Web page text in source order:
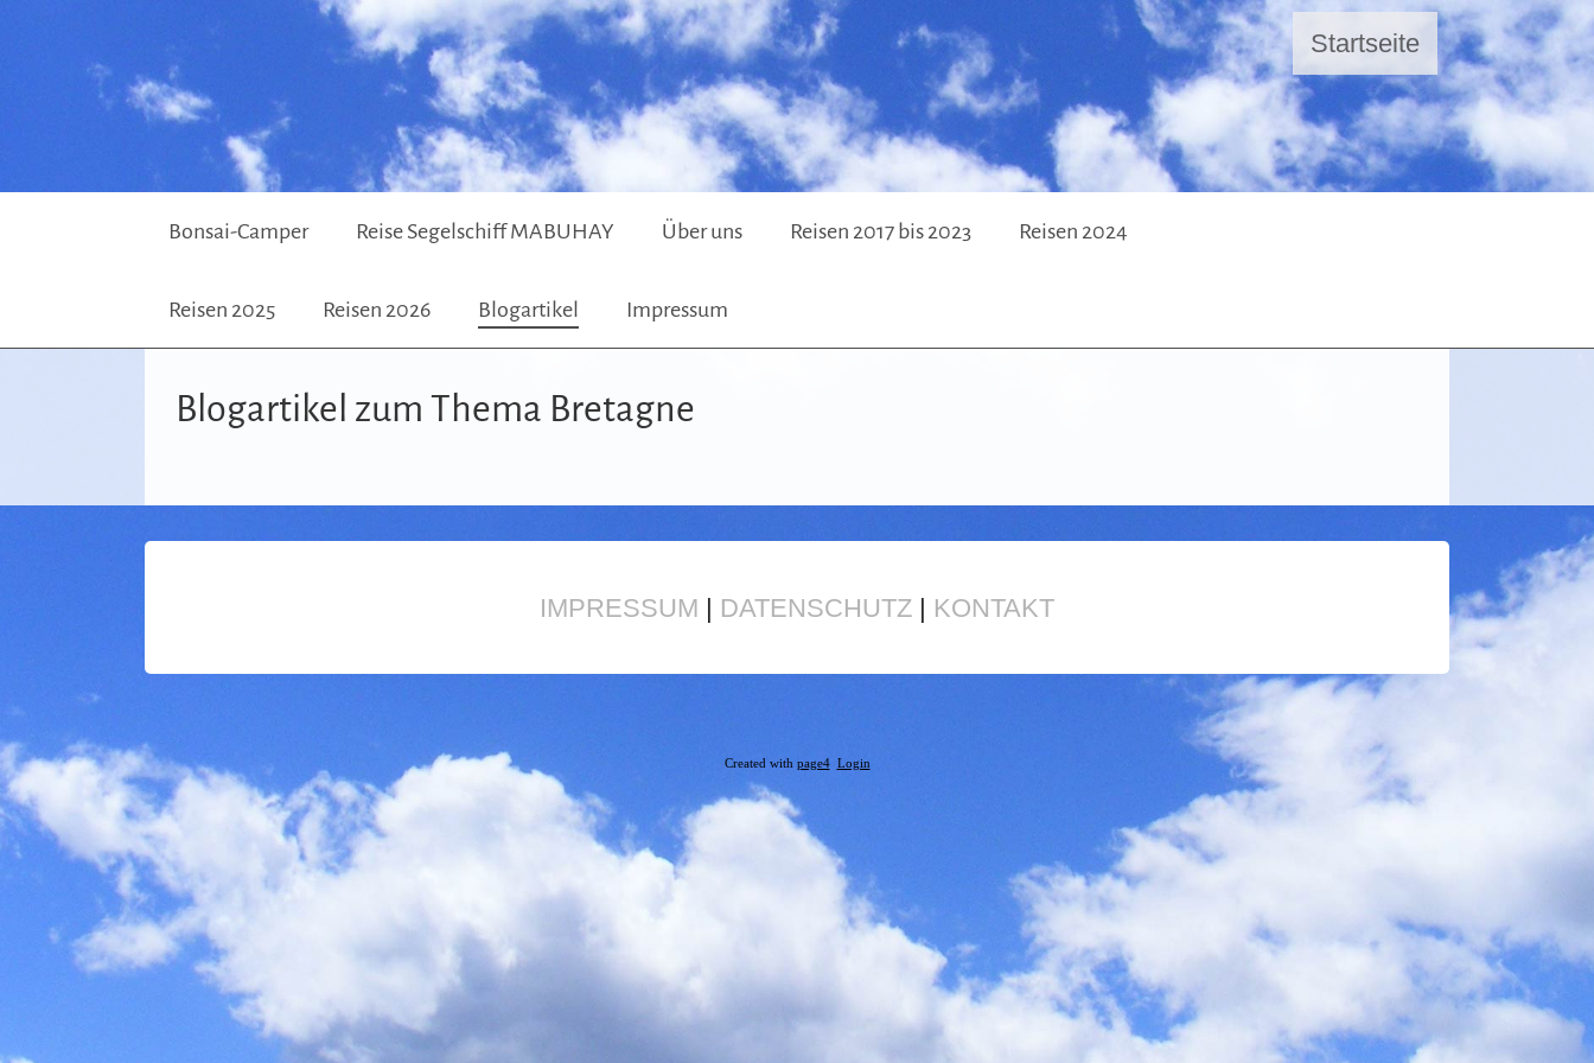
Startseite
Bonsai-Camper Reise Segelschiff MABUHAY Über uns Reisen 2017 bis 2023 Reisen 2024
Reisen 2025 Reisen 2026 Blogartikel Impressum
Blogartikel zum Thema Bretagne
IMPRESSUM | DATENSCHUTZ | KONTAKT
Created with page4 Login